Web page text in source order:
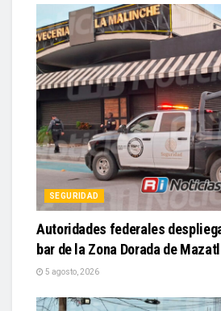
SEGURIDAD
Autoridades federales
bar de la Zona Dorada de
5 agosto, 2026